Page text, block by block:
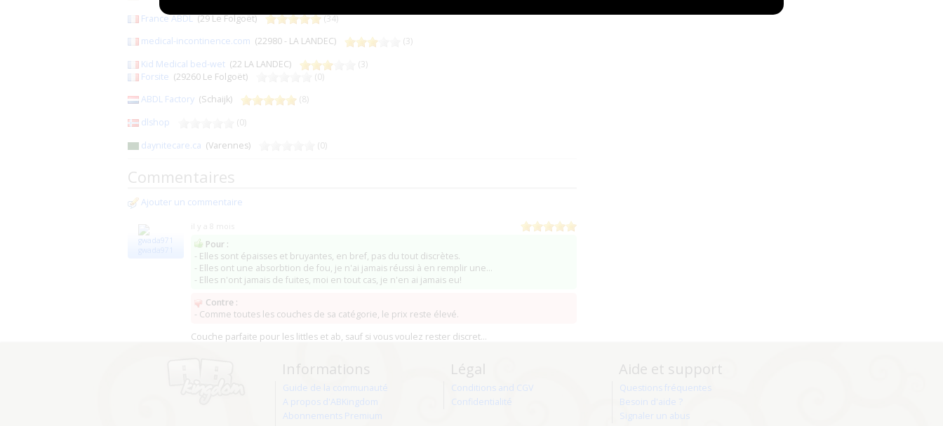
France ABDL(29 Le Folgoët)
(34)
medical-incontinence.com (22980 - LA LANDEC)
(3)
Kid Medical bed-wet (22 LA LANDEC)
(3)
Forsite (29260 Le Folgoët)
(0)
ABDL Factory (Schaijk)
(8)
dlshop
(0)
daynitecare.ca (Varennes) (0)
Commentaires
Ajouter un commentaire
gwada971
il y a 8 mois
Pour :
- Elles sont épaisses et bruyantes, en bref, pas du tout discrètes.
- Elles ont une absorbtion de fou, je n'ai jamais réussi à en remplir une...
- Elles n'ont jamais de fuites, moi en tout cas, je n'en ai jamais eu!
Contre :
- Comme toutes les couches de sa catégorie, le prix reste élevé.
Couche parfaite pour les littles et ab, sauf si vous voulez rester discret...
Informations
Guide de la communauté
A propos d'ABKingdom
Abonnements Premium
Légal
Conditions and CGV
Confidentialité
Aide et support
Questions fréquentes
Besoin d'aide ?
Signaler un abus